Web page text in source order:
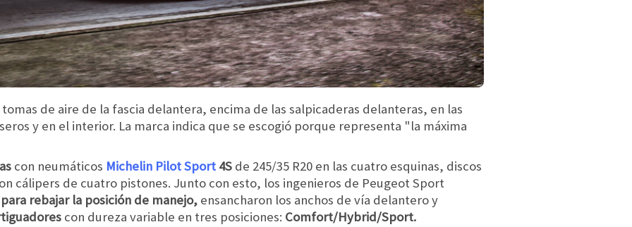
de aire de la fascia delantera, encima de las salpicaderas delanteras, en las
y en el interior. La marca indica que se escogió porque representa "la máxima
con neumáticos Michelin Pilot Sport 4S de 245/35 R20 en las cuatro esquinas, discos
cálipers de cuatro pistones. Junto con esto, los ingenieros de Peugeot Sport
rebajar la posición de manejo, ensancharon los anchos de vía delantero y
con dureza variable en tres posiciones: Comfort/Hybrid/Sport.